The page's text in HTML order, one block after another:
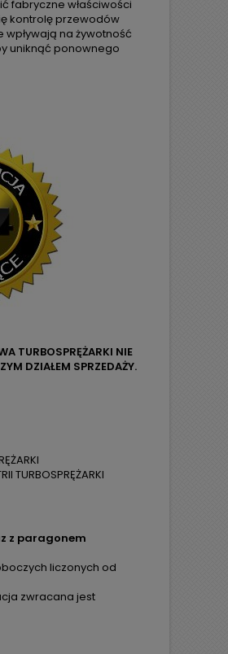
fabryczne właściwości
kontrolę przewodów
na żywotność
uniknąć ponownego
TURBOSPRĘŻARKI NIE
DZIAŁEM SPRZEDAŻY.
TURBOSPRĘŻARKI
z paragonem
liczonych od
zwracana jest